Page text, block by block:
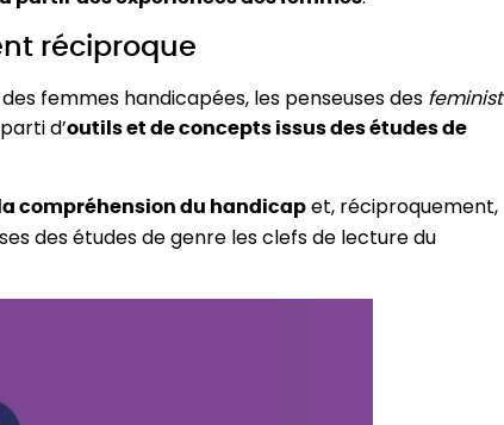
réciproque
femmes handicapées, les penseuses des feminist
d’outils et de concepts issus des études de
compréhension du handicap et, réciproquement,
des études de genre les clefs de lecture du